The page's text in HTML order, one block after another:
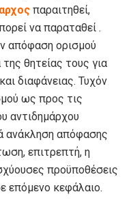
παραιτηθεί,
να παραταθεί .
απόφαση ορισμού
θητείας τους για
διαφάνειας. Τυχόν
ως προς τις
αντιδημάρχου
ανάκληση απόφασης
επιτρεπτή, η
προϋποθέσεις
επόμενο κεφάλαιο.